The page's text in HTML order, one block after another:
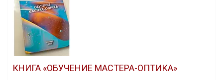
КНИГА «ОБУЧЕНИЕ МАСТЕРА-ОПТИКА»